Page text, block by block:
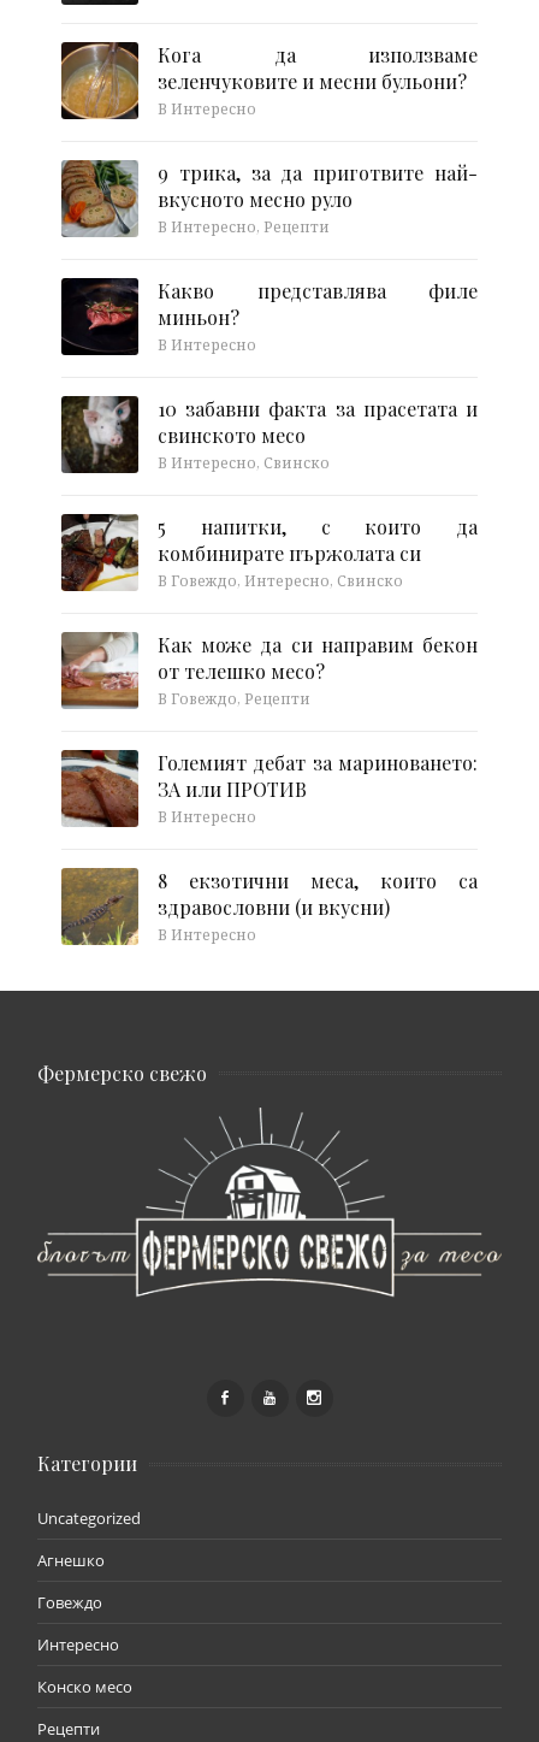
Кога да използваме
зеленчуковите и месни бульони?
В Интересно
9 трика, за да приготвите най-
вкусното месно руло
В Интересно, Рецепти
Какво представлява филе
миньон?
В Интересно
10 забавни факта за прасетата и
свинското месо
В Интересно, Свинско
5 напитки, с които да
комбинирате пържолата си
В Говеждо, Интересно, Свинско
Как може да си направим бекон
от телешко месо?
В Говеждо, Рецепти
Големият дебат за мариноването:
ЗА или ПРОТИВ
В Интересно
8 екзотични меса, които са
здравословни (и вкусни)
В Интересно
Фермерско свежо
Категории
Uncategorized
Агнешко
Говеждо
Интересно
Конско месо
Рецепти